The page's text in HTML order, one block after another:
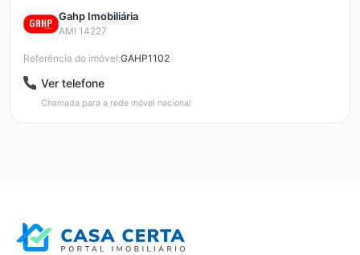
Gahp Imobiliária
AMI 14227
Referência do imóvel:GAHP1102
Ver telefone
Chamada para a rede móvel nacional